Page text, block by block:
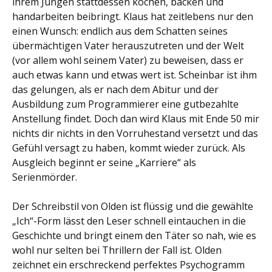
handarbeiten beibringt. Klaus hat zeitlebens nur den
einen Wunsch: endlich aus dem Schatten seines
übermächtigen Vater herauszutreten und der Welt
(vor allem wohl seinem Vater) zu beweisen, dass er
auch etwas kann und etwas wert ist. Scheinbar ist ihm
das gelungen, als er nach dem Abitur und der
Ausbildung zum Programmierer eine gutbezahlte
Anstellung findet. Doch dan wird Klaus mit Ende 50 mir
nichts dir nichts in den Vorruhestand versetzt und das
Gefühl versagt zu haben, kommt wieder zurück. Als
Ausgleich beginnt er seine „Karriere“ als
Serienmörder.
Der Schreibstil von Olden ist flüssig und die gewählte
„Ich“-Form lässt den Leser schnell eintauchen in die
Geschichte und bringt einem den Täter so nah, wie es
wohl nur selten bei Thrillern der Fall ist. Olden
zeichnet ein erschreckend perfektes Psychogramm